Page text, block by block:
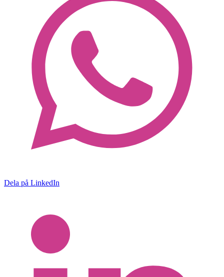
Dela på LinkedIn